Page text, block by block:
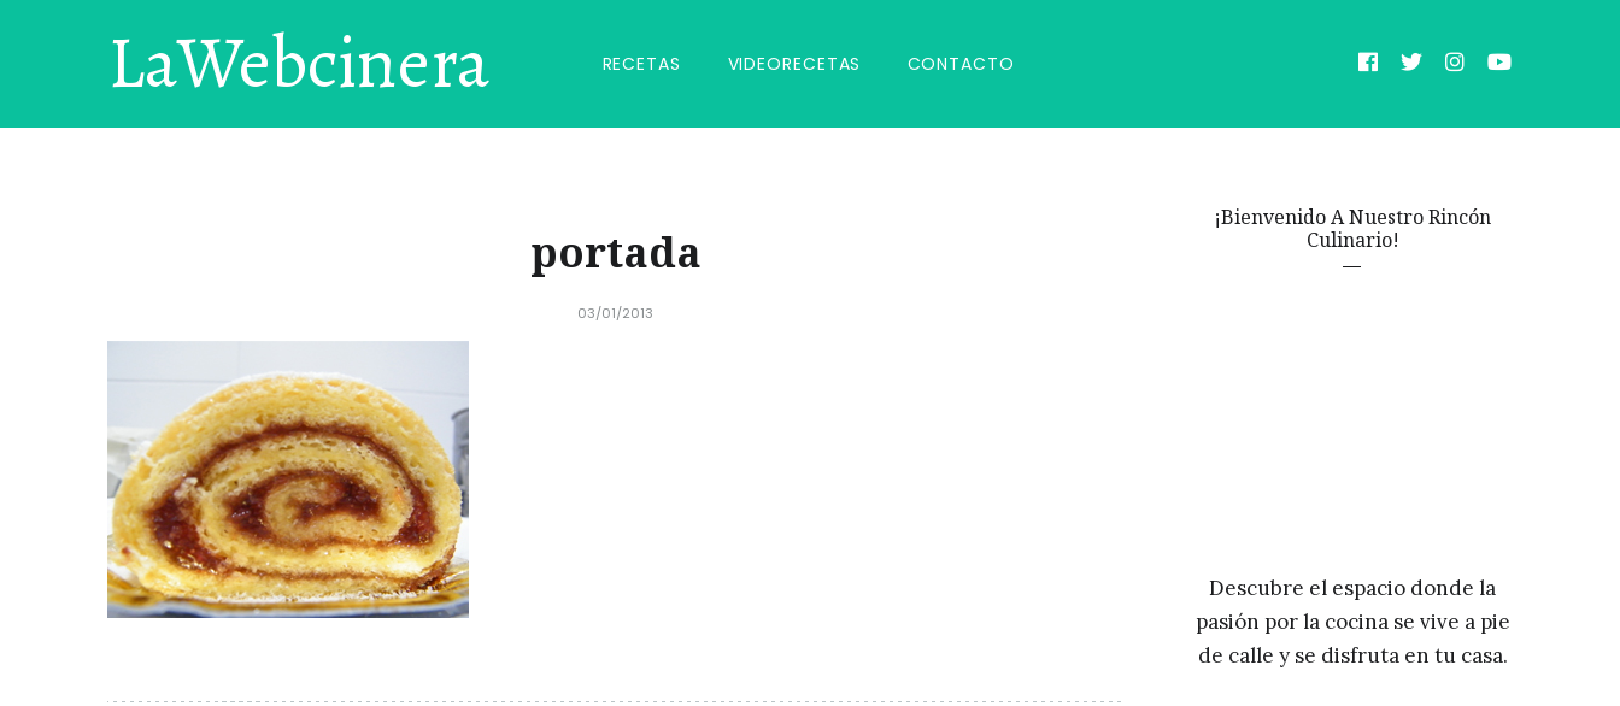
LaWebcinera RECETAS VIDEORECETAS CONTACTO
portada
03/01/2013
¡Bienvenido A Nuestro Rincón
Culinario!
Descubre el espacio donde la
pasión por la cocina se vive a pie
de calle y se disfruta en tu casa.